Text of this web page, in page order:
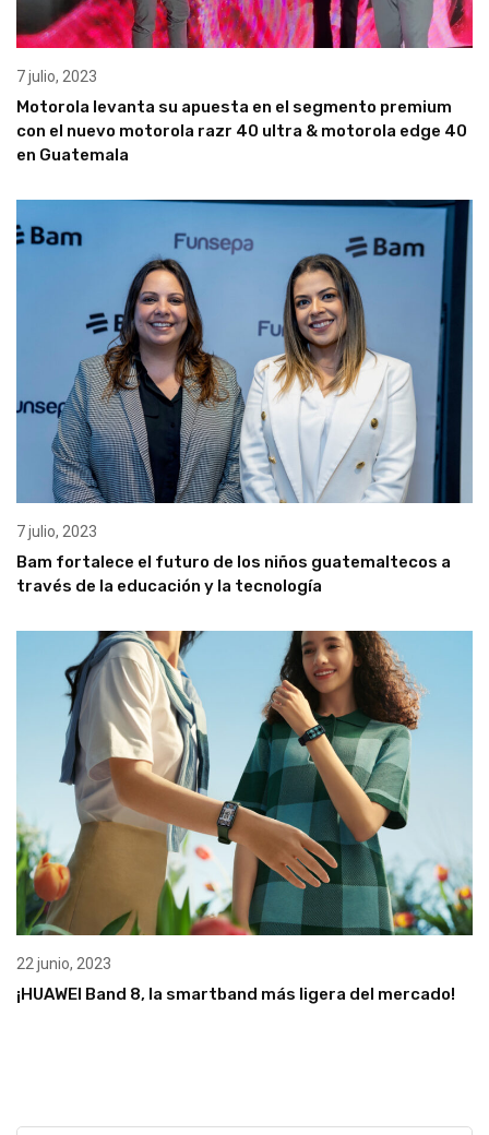
7 julio, 2023
Motorola levanta su apuesta en el segmento premium
con el nuevo motorola razr 40 ultra & motorola edge 40
en Guatemala
7 julio, 2023
Bam fortalece el futuro de los niños guatemaltecos a
través de la educación y la tecnología
22 junio, 2023
¡HUAWEI Band 8, la smartband más ligera del mercado!